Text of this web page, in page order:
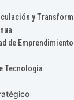
y
de Emprendimiento
Tecnología